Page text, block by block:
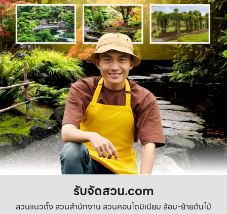
รับจัดสวน.com
สวนแนวตั้ง สวนสำนักงาน สวนคอนโดมิเนียม ล้อม-ย้ายต้นไม้